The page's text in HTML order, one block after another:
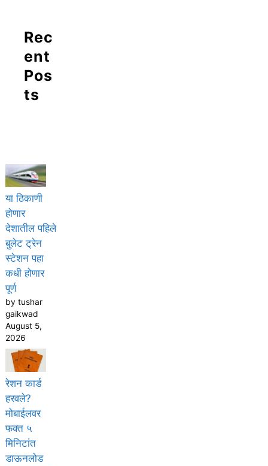
Rec
ent
Pos
ts
या ठिकाणी
होणार
देशातील पहिले
बुलेट ट्रेन
स्टेशन पहा
कधी होणार
पूर्ण
by tushar
gaikwad
August 5,
2026
रेशन कार्ड
हरवले?
मोबाईलवर
फक्त ५
मिनिटांत
डाऊनलोड